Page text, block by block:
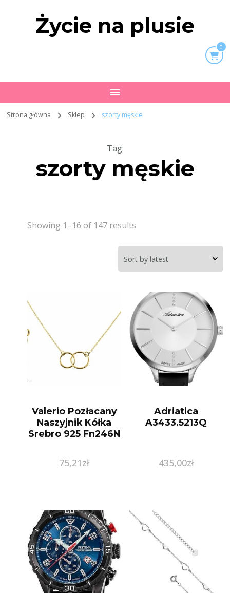
Życie na plusie
0
Strona główna Sklep szorty męskie
Tag:
szorty męskie
Showing 1–16 of 147 results
Valerio Pozłacany
Naszyjnik Kółka
Srebro 925 Fn246N
75,21zł
Adriatica
A3433.5213Q
435,00zł